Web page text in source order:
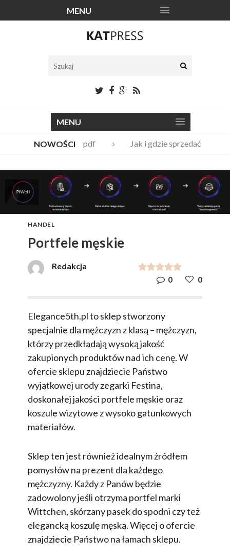
MENU
MENU
NOWOŚCI
Katalogi narzędzi pdf
Jak i gdzie sprzedać stare
Vito Bambino – kim jest nowy członek Męskie Granie
HANDEL
Portfele męskie
Redakcja
0
0
Elegance5th.pl to sklep stworzony
specjalnie dla mężczyzn z klasą – mężczyzn,
którzy przedkładają wysoką jakość
zakupionych produktów nad ich cenę. W
ofercie sklepu znajdziecie Państwo
wyjątkowej urody zegarki Festina,
doskonałej jakości portfele męskie oraz
koszule wizytowe z wysoko gatunkowych
materiałów.
Sklep ten jest również idealnym źródłem
pomysłów na prezent dla każdego
mężczyzny. Każdy z Panów będzie
zadowolony jeśli otrzyma portfel marki
Wittchen, skórzany pasek do spodni czy też
elegancką koszulę męską. Więcej o ofercie
znajdziecie Państwo na łamach sklepu.